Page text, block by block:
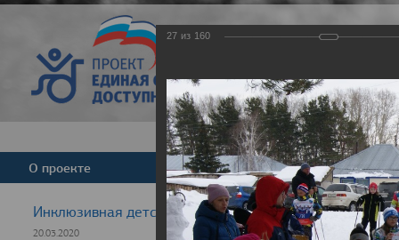
Версия для
О проекте Команда Новости
Инклюзивная детская гонка "Лыжня здоровья" 2020
20.03.2020
27 из 160